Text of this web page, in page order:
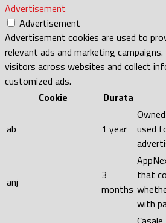
Advertisement
Advertisement
Advertisement cookies are used to
relevant ads and marketing
visitors across websites and collect
customized ads.
Cookie
Durata
ab 1 year
used
anj
3
months
that
with